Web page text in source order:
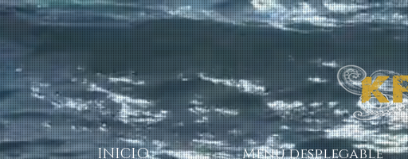
INICIO Menú desplegable